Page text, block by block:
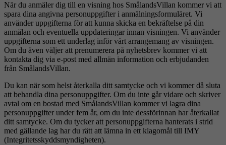
När du anmäler dig till en visning hos SmålandsVillan kommer vi att
spara dina angivna personuppgifter i anmälningsformuläret. Vi
använder uppgifterna för att kunna skicka en bekräftelse på din
anmälan och eventuella uppdateringar innan visningen. Vi använder
uppgifterna som ett underlag inför vårt arrangemang av visningen.
Om du även väljer att prenumerera på nyhetsbrev kommer vi att
kontakta dig via e-post med allmän information och erbjudanden
från SmålandsVillan.
Du kan när som helst återkalla ditt samtycke och vi kommer då sluta
att behandla dina personuppgifter. Om du inte går vidare och skriver
avtal om en bostad med SmålandsVillan kommer vi lagra dina
personuppgifter under fem år, om du inte dessförinnan har återkallat
ditt samtycke. Om du tycker att personuppgifterna hanterats i strid
med gällande lag har du rätt att lämna in ett klagomål till IMY
(Integritetsskyddsmyndigheten).